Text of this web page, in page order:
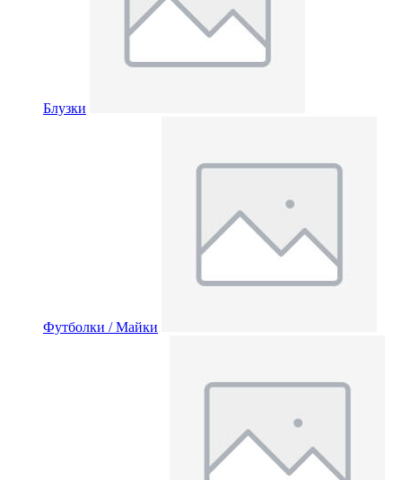
Блузки
Футболки / Майки